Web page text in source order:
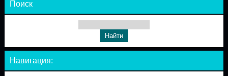
Поиск
Навигация: